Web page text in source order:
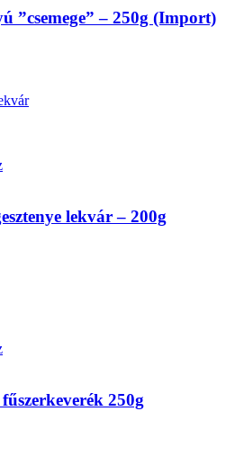
”csemege” – 250g (Import)
lekvár – 200g
250g